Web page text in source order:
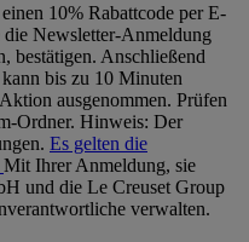
10% Rabattcode per E-
die Newsletter-Anmeldung
bestätigen. Anschließend
bis zu 10 Minuten
ausgenommen. Prüfen
Ordner. Hinweis: Der
Es gelten die
Mit Ihrer Anmeldung, sie
und die Le Creuset Group
verwalten.